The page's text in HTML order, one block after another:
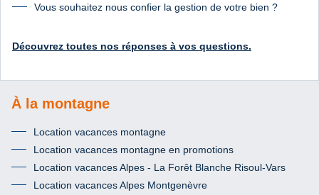
Vous souhaitez nous confier la gestion de votre bien ?
Découvrez toutes nos réponses à vos questions.
À la montagne
Location vacances montagne
Location vacances montagne en promotions
Location vacances Alpes - La Forêt Blanche Risoul-Vars
Location vacances Alpes Montgenèvre